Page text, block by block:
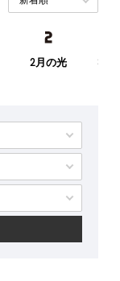
2月の光 3月